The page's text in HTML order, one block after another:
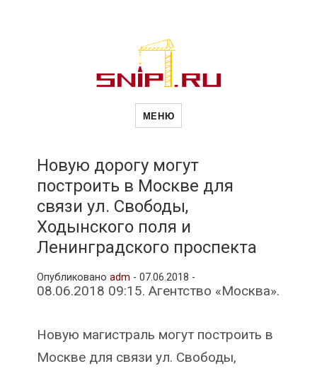
Новости
и
МЕНЮ
Новую дорогу могут
построить в Москве для
связи ул. Свободы,
Ходынского поля и
Ленинградского проспекта
Опубликовано adm - 07.06.2018 -
08.06.2018 09:15. Агентство «Москва».
Новую магистраль могут построить в
Москве для связи ул. Свободы,